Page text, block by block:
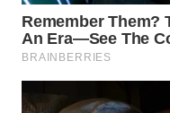
KONSUMEN
LISTRIK
MASYARAKAT